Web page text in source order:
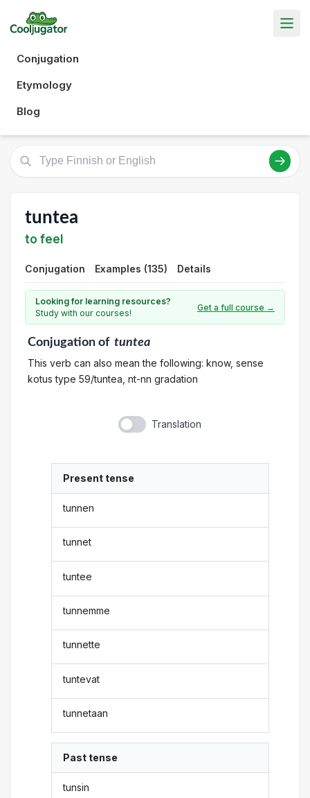
Conjugation
Etymology
Blog
tuntea
to feel
Conjugation Examples (135) Details
Looking for learning resources?
Study with our courses!
Get a full course →
Conjugationof tuntea
This verb can also mean the following: know, sense
kotus type 59/tuntea, nt-nn gradation
Translation
Present tense
tunnen
tunnet
tuntee
tunnemme
tunnette
tuntevat
tunnetaan
Past tense
tunsin